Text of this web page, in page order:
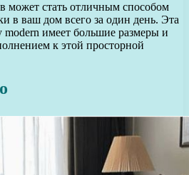
может стать отличным способом
в ваш дом всего за один день. Эта
modern имеет большие размеры и
к этой просторной